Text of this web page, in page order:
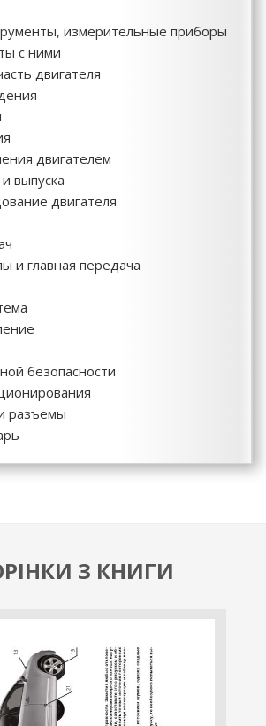
измерительные приборы
с ними
двигателя
двигателем
выпуска
двигателя
и главная передача
безопасности
разъемы
З КНИГИ